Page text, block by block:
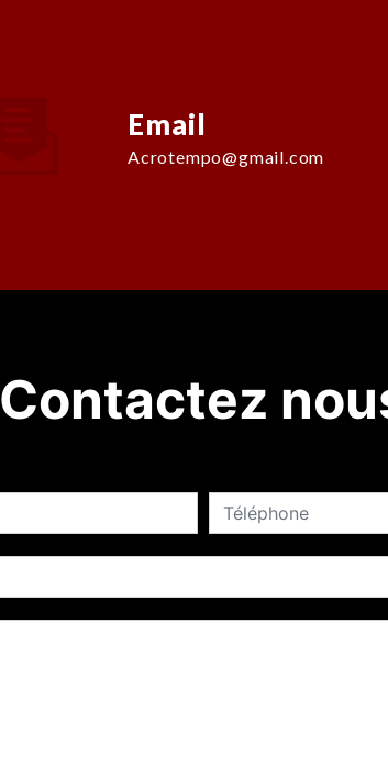
Email
acrotempo@gmail.com
Contactez